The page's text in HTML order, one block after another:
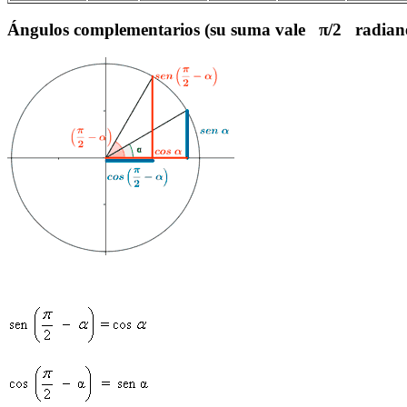
Ángulos complementarios (su suma vale π/2